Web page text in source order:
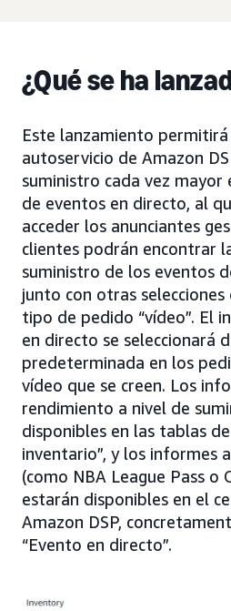
¿Qué se ha
Este lanzamiento
autoservicio de Amazon
suministro cada vez mayor
de eventos en directo, al
acceder los anunciantes
clientes podrán encontrar
suministro de los eventos
junto con otras
tipo de pedido “vídeo”. El
en directo se seleccionará
predeterminada en los
vídeo que se creen. Los
rendimiento a nivel de
disponibles en las tablas
inventario”, y los informes
(como NBA League Pass o
estarán disponibles en el
Amazon DSP,
“Evento en directo”.